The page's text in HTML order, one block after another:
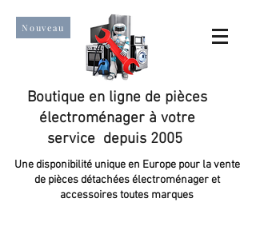
Nouveau
Boutique en ligne de pièces
électroménager à votre
service depuis 2005
Une disponibilité unique en Europe pour la vente
de pièces détachées électroménager et
accessoires toutes marques